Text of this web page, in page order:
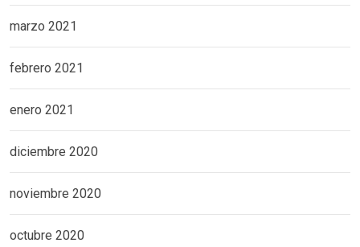
marzo 2021
febrero 2021
enero 2021
diciembre 2020
noviembre 2020
octubre 2020